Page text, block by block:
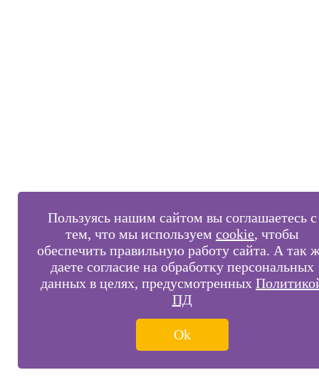
Пользуясь нашим сайтом вы соглашаетесь с
тем, что мы используем cookie, чтобы
обеспечить правильную работу сайта. А так
даете согласие на обработку персональных
данных в целях, предусмотренных
ПД
Ok